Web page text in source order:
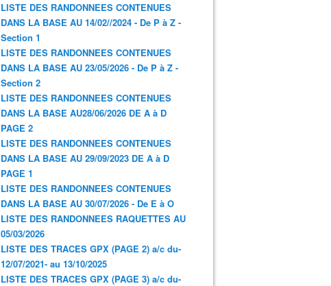
LISTE DES RANDONNEES CONTENUES
DANS LA BASE AU 14/02//2024 - De P à Z -
Section 1
LISTE DES RANDONNEES CONTENUES
DANS LA BASE AU 23/05/2026 - De P à Z -
Section 2
LISTE DES RANDONNEES CONTENUES
DANS LA BASE AU28/06/2026 DE A à D
PAGE 2
LISTE DES RANDONNEES CONTENUES
DANS LA BASE AU 29/09/2023 DE A à D
PAGE 1
LISTE DES RANDONNEES CONTENUES
DANS LA BASE AU 30/07/2026 - De E à O
LISTE DES RANDONNEES RAQUETTES AU
05/03/2026
LISTE DES TRACES GPX (PAGE 2) a/c du-
12/07/2021- au 13/10/2025
LISTE DES TRACES GPX (PAGE 3) a/c du-